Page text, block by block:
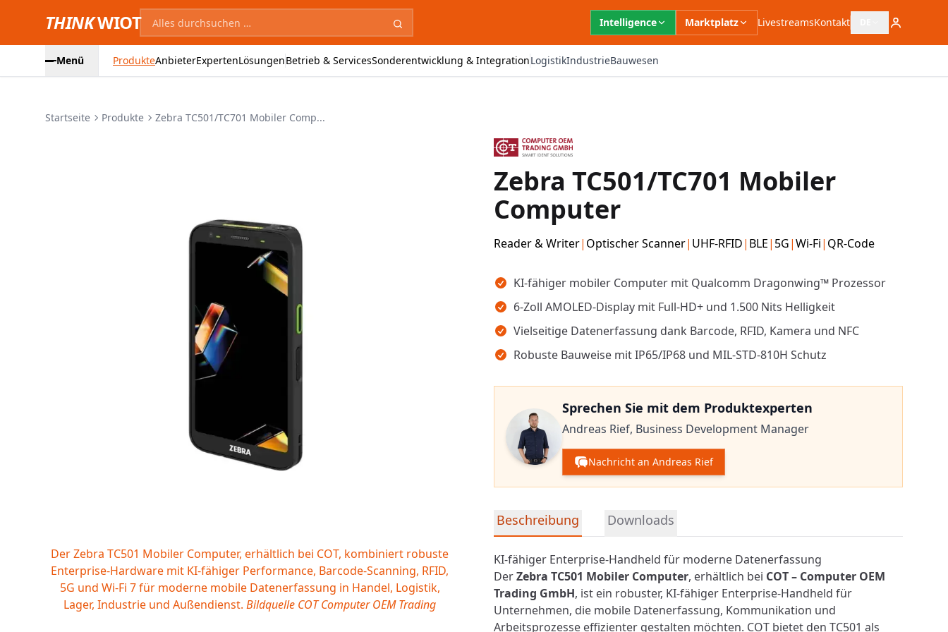
THINKWIOT Intelligence Marktplatz LivestreamsKontakt Sprachauswahl
Menü ProdukteAnbieterExpertenLösungenBetrieb & ServicesSonderentwicklung & IntegrationLogistikIndustrieBauwesen
Startseite Produkte Zebra TC501/TC701 Mobiler Comp...
Zebra TC501/TC701 Mobiler
Computer
Reader & Writer| Optischer Scanner| UHF-RFID| BLE| 5G|Wi-Fi| QR-Code
Wichtigste Erkenntnisse
KI-fähiger mobiler Computer mit Qualcomm Dragonwing™ Prozessor
6-Zoll AMOLED-Display mit Full-HD+ und 1.500 Nits Helligkeit
Vielseitige Datenerfassung dank Barcode, RFID, Kamera und NFC
Robuste Bauweise mit IP65/IP68 und MIL-STD-810H Schutz
Sprechen Sie mit dem Produktexperten
Andreas Rief, Business Development Manager
Nachricht an Andreas Rief
Detaillierte Produktinformationen
Beschreibung Downloads
KI-fähiger Enterprise-Handheld für moderne Datenerfassung
DerZebra TC501 Mobiler Computer, erhältlich bei COT – Computer OEM
Trading GmbH, ist ein robuster, KI-fähiger Enterprise-Handheld für
Unternehmen, die mobile Datenerfassung, Kommunikation und
Arbeitsprozesse effizienter gestalten möchten. COT bietet den TC501 als
Der Zebra TC501 Mobiler Computer, erhältlich bei COT, kombiniert robuste
Enterprise-Hardware mit KI-fähiger Performance, Barcode-Scanning, RFID,
5G und Wi-Fi 7 für moderne mobile Datenerfassung in Handel, Logistik,
Lager, Industrie und Außendienst. Bildquelle COT Computer OEM Trading